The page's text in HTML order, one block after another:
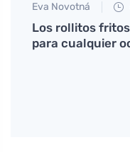
Eva Novotná
Los rollitos
para cualquier